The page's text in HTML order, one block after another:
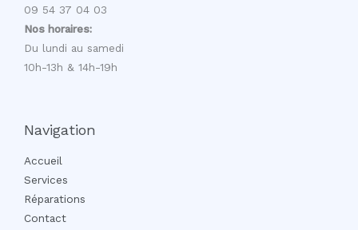
09 54 37 04 03
Nos horaires:
Du lundi au samedi
10h-13h & 14h-19h
Navigation
Accueil
Services
Réparations
Contact